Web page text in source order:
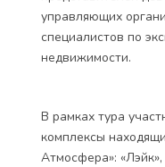
управляющих
специалистов по
недвижимости.
В рамках тура
комплексы
Атмосфера»: